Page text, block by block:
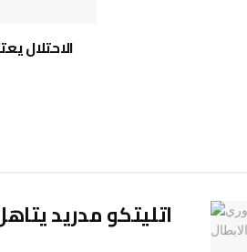
الاحتلال
اتليتكو مدريد يتاهل لدو ر ال